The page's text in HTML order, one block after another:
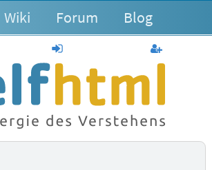
Wiki Forum Blog
anmelden